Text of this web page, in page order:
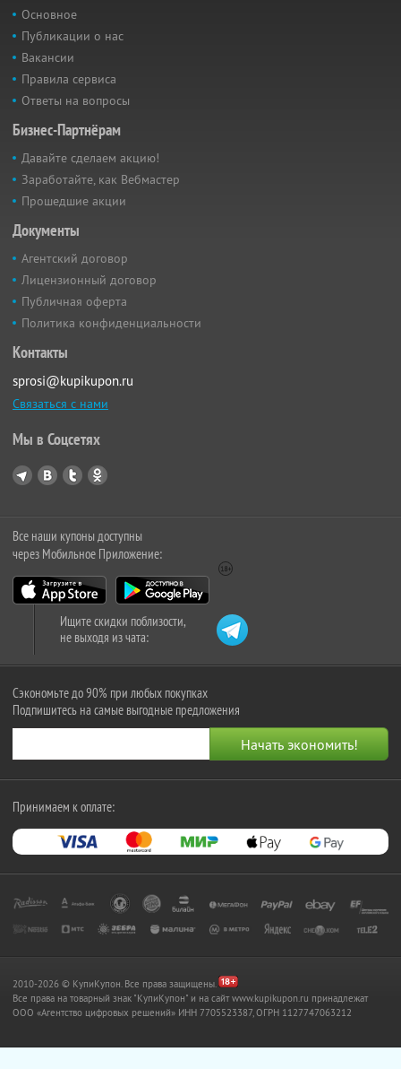
Основное
Публикации о нас
Вакансии
Правила сервиса
Ответы на вопросы
Бизнес-Партнёрам
Давайте сделаем акцию!
Заработайте, как Вебмастер
Прошедшие акции
Документы
Агентский договор
Лицензионный договор
Публичная оферта
Политика конфиденциальности
Контакты
sprosi@kupikupon.ru
Связаться с нами
Мы в Соцсетях
Все наши купоны доступны
через Мобильное Приложение:
Ищите скидки поблизости,
не выходя из чата:
Сэкономьте до 90% при любых покупках
Подпишитесь на самые выгодные предложения
Принимаем к оплате:
2010-2026 © КупиКупон. Все права защищены.
Все права на товарный знак "КупиКупон" и на сайт www.kupikupon.ru принадлежат
OOO «Агентство цифровых решений» ИНН 7705523387, ОГРН 1127747063212